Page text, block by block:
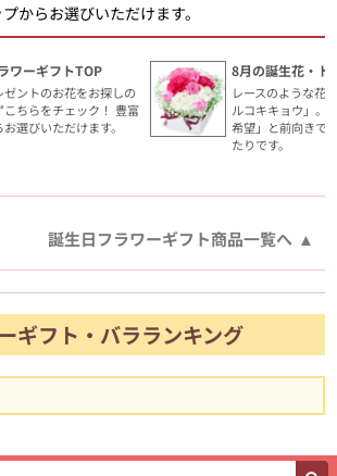
からお選びいただけます。
ワーギフトTOP
ゼントのお花をお探しの
こちらをチェック！ 豊富
選びいただけます。
8月の誕生花・ト
レースのような花
ルコキキョウ」。
希望」と前向きで
たりです。
誕生日フラワーギフト商品一覧へ
ギフト・バラランキング